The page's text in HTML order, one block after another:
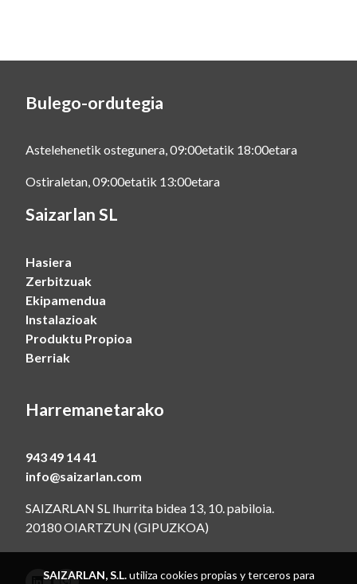
Bulego-ordutegia
Astelehenetik ostegunera, 09:00etatik 18:00etara
Ostiraletan, 09:00etatik 13:00etara
Saizarlan SL
Hasiera
Zerbitzuak
Ekipamendua
Instalazioak
Produktu Propioa
Berriak
Harremanetarako
943 49 14 41
info@saizarlan.com
SAIZARLAN SL Ihurrita bidea 13, 10. pabiloia.
20180 OIARTZUN (GIPUZKOA)
SAIZARLAN, S.L.utiliza cookies propias y terceros para